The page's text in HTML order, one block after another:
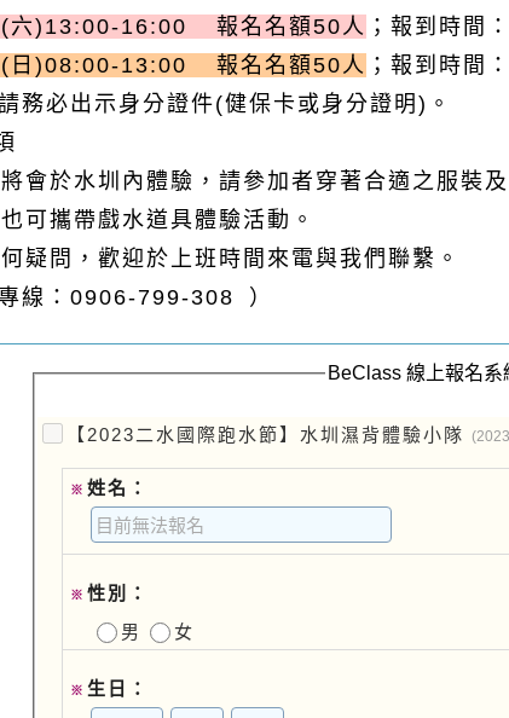
六)13:00-16:00 報名名額50人 ；報到時間
日)08:00-13:00
報名名額50人 ；報到時間
務必出示身分證件(健保卡或身分證明)。
會於水圳內體驗，請參加者穿著合適之服裝及
可攜帶戲水道具體驗活動。
疑問，歡迎於上班時間來電與我們聯繫。
專線：0906-799-308 ）
BeClass 線上報名系
【2023二水國際跑水節】水圳濕背體驗小隊
※ 姓名：
※ 性別：
男
女
※ 生日：